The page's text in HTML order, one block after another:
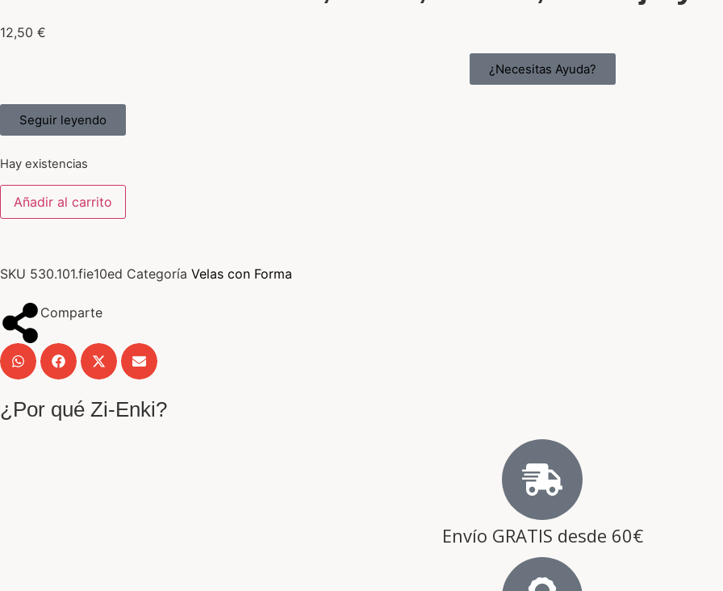
12,50 €
¿Necesitas Ayuda?
Seguir leyendo
Hay existencias
Añadir al carrito
SKU 530.101.fie10ed Categoría Velas con Forma
Comparte
¿Por qué Zi-Enki?
Envío GRATIS desde 60€